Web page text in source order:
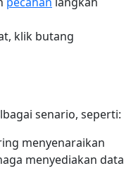
klik butang
senario, seperti:
menyenaraikan
menyediakan data